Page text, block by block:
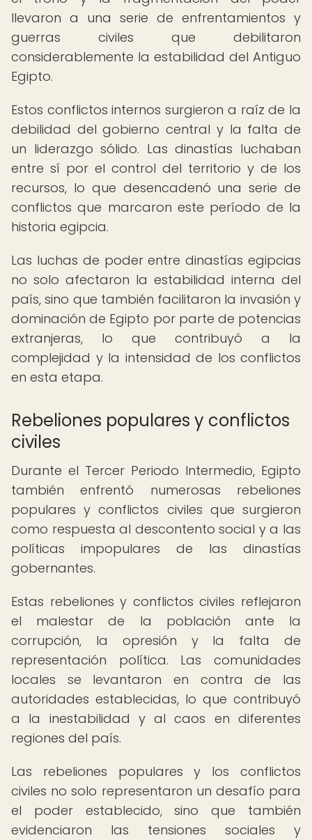
llevaron a una serie de enfrentamientos y
guerras civiles que debilitaron
considerablemente la estabilidad del Antiguo
Egipto.
Estos conflictos internos surgieron a raíz de la
debilidad del gobierno central y la falta de
un liderazgo sólido. Las dinastías luchaban
entre sí por el control del territorio y de los
recursos, lo que desencadenó una serie de
conflictos que marcaron este período de la
historia egipcia.
Las luchas de poder entre dinastías egipcias
no solo afectaron la estabilidad interna del
país, sino que también facilitaron la invasión y
dominación de Egipto por parte de potencias
extranjeras, lo que contribuyó a la
complejidad y la intensidad de los conflictos
en esta etapa.
Rebeliones populares y conflictos
civiles
Durante el Tercer Periodo Intermedio, Egipto
también enfrentó numerosas rebeliones
populares y conflictos civiles que surgieron
como respuesta al descontento social y a las
políticas impopulares de las dinastías
gobernantes.
Estas rebeliones y conflictos civiles reflejaron
el malestar de la población ante la
corrupción, la opresión y la falta de
representación política. Las comunidades
locales se levantaron en contra de las
autoridades establecidas, lo que contribuyó
a la inestabilidad y al caos en diferentes
regiones del país.
Las rebeliones populares y los conflictos
civiles no solo representaron un desafío para
el poder establecido, sino que también
evidenciaron las tensiones sociales y